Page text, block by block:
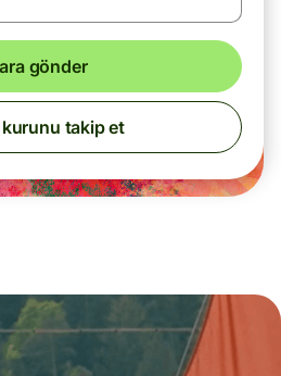
gönder
takip et